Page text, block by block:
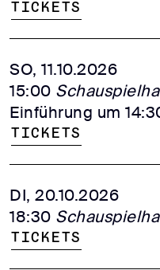
Tickets
SO, 11.10.2026
15:00
Einführung um
Tickets
DI, 20.10.2026
18:30
Tickets